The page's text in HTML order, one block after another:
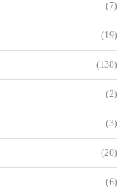
(7)
(19)
(138)
(2)
(3)
(20)
(6)